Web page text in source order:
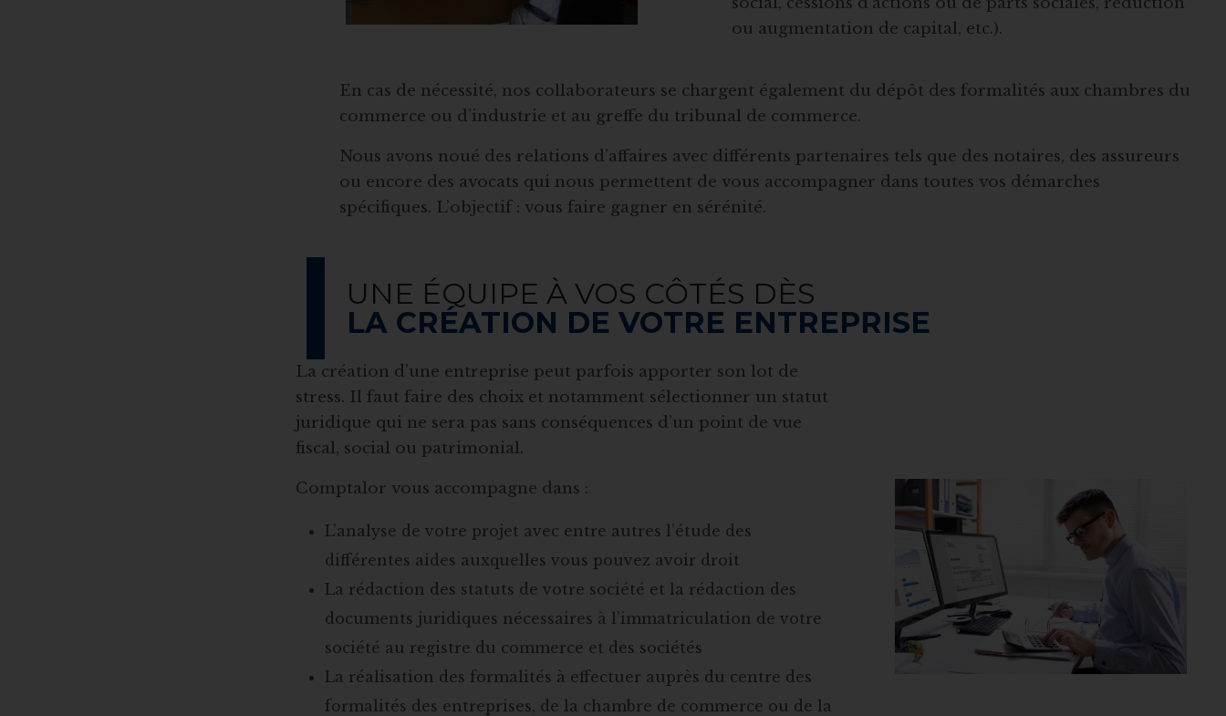
ou augmentation de capital, etc.).
En cas de nécessité, nos collaborateurs se chargent également du dépôt des formalités aux chambres du
commerce ou d’industrie et au greffe du tribunal de commerce.
Nous avons noué des relations d’affaires avec différents partenaires tels que des notaires, des assureurs
ou encore des avocats qui nous permettent de vous accompagner dans toutes vos démarches
spécifiques. L’objectif : vous faire gagner en sérénité.
UNE ÉQUIPE À VOS CÔTÉS DÈS
LA CRÉATION DE VOTRE ENTREPRISE
La création d’une entreprise peut parfois apporter son lot de
stress. Il faut faire des choix et notamment sélectionner un statut
juridique qui ne sera pas sans conséquences d’un point de vue
fiscal, social ou patrimonial.
Comptalor vous accompagne dans :
L’analyse de votre projet avec entre autres l’étude des
différentes aides auxquelles vous pouvez avoir droit
La rédaction des statuts de votre société et la rédaction des
documents juridiques nécessaires à l’immatriculation de votre
société au registre du commerce et des sociétés
La réalisation des formalités à effectuer auprès du centre des
formalités des entreprises, de la chambre de commerce ou de la